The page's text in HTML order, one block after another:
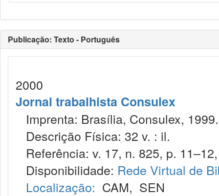
Publicação: Texto - Português
2000
Jornal trabalhista Consulex
Imprenta: Brasília, Consulex, 1999.
Descrição Física: 32 v. : il.
Referência: v. 17, n. 825, p.
Disponibilidade: Rede Virtual de
Localização: CAM, SEN